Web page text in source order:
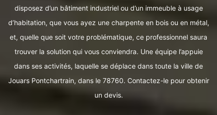
disposez d’un bâtiment industriel ou d’un immeuble à usage
d’habitation, que vous ayez une charpente en bois ou en métal,
et, quelle que soit votre problématique, ce professionnel saura
trouver la solution qui vous conviendra. Une équipe l’appuie
dans ses activités, laquelle se déplace dans toute la ville de
Jouars Pontchartrain, dans le 78760. Contactez-le pour obtenir
un devis.